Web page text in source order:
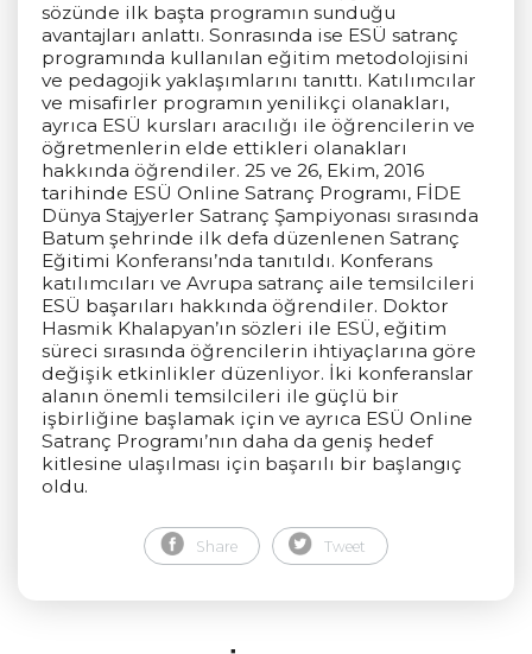
sözünde ilk başta programın sunduğu
avantajları anlattı. Sonrasında ise ESÜ satranç
programında kullanılan eğitim metodolojisini
ve pedagojik yaklaşımlarını tanıttı. Katılımcılar
ve misafirler programın yenilikçi olanakları,
ayrıca ESÜ kursları aracılığı ile öğrencilerin ve
öğretmenlerin elde ettikleri olanakları
hakkında öğrendiler. 25 ve 26, Ekim, 2016
tarihinde ESÜ Online Satranç Programı, FİDE
Dünya Stajyerler Satranç Şampiyonası sırasında
Batum şehrinde ilk defa düzenlenen Satranç
Eğitimi Konferansı’nda tanıtıldı. Konferans
katılımcıları ve Avrupa satranç aile temsilcileri
ESÜ başarıları hakkında öğrendiler. Doktor
Hasmik Khalapyan’ın sözleri ile ESÜ, eğitim
süreci sırasında öğrencilerin ihtiyaçlarına göre
değişik etkinlikler düzenliyor. İki konferanslar
alanın önemli temsilcileri ile güçlü bir
işbirliğine başlamak için ve ayrıca ESÜ Online
Satranç Programı’nın daha da geniş hedef
kitlesine ulaşılması için başarılı bir başlangıç
oldu.
Share Tweet